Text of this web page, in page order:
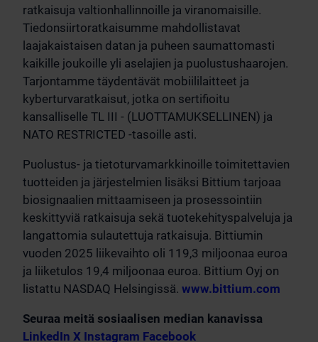
ratkaisuja valtionhallinnoille ja viranomaisille.
Tiedonsiirtoratkaisumme mahdollistavat
laajakaistaisen datan ja puheen saumattomasti
kaikille joukoille yli aselajien ja puolustushaarojen.
Tarjontamme täydentävät mobiililaitteet ja
kyberturvaratkaisut, jotka on sertifioitu
kansalliselle TL III - (LUOTTAMUKSELLINEN) ja
NATO RESTRICTED -tasoille asti.
Puolustus- ja tietoturvamarkkinoille toimitettavien
tuotteiden ja järjestelmien lisäksi Bittium tarjoaa
biosignaalien mittaamiseen ja prosessointiin
keskittyviä ratkaisuja sekä tuotekehityspalveluja ja
langattomia sulautettuja ratkaisuja. Bittiumin
vuoden 2025 liikevaihto oli 119,3 miljoonaa euroa
ja liiketulos 19,4 miljoonaa euroa. Bittium Oyj on
listattu NASDAQ Helsingissä. www.bittium.com
Seuraa meitä sosiaalisen median kanavissa
LinkedIn X Instagram Facebook